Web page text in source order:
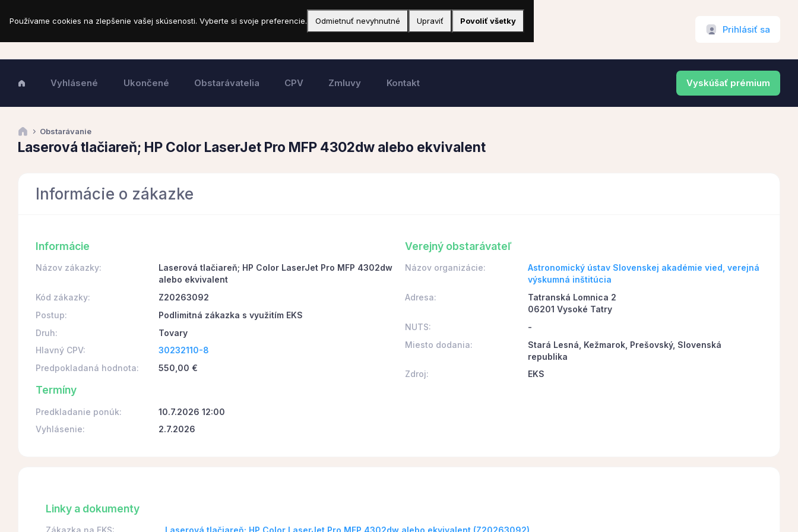
Prihlásiť sa
Vyhlásené Ukončené Obstarávatelia CPV Zmluvy Kontakt Vyskúšať prémium
Obstarávanie
Laserová tlačiareň; HP Color LaserJet Pro MFP 4302dw alebo ekvivalent
Informácie o zákazke
Informácie
Názov zákazky:
Laserová tlačiareň; HP Color LaserJet Pro MFP 4302dw
alebo ekvivalent
Kód zákazky:
Z20263092
Postup:
Podlimitná zákazka s využitím EKS
Druh:
Tovary
Hlavný CPV:
30232110-8
Predpokladaná hodnota:
550,00 €
Termíny
Predkladanie ponúk:
10.7.2026 12:00
Vyhlásenie:
2.7.2026
Verejný obstarávateľ
Názov organizácie:
Astronomický ústav Slovenskej akadémie vied, verejná
výskumná inštitúcia
Adresa:
Tatranská Lomnica 2
06201 Vysoké Tatry
NUTS:
-
Miesto dodania:
Stará Lesná, Kežmarok, Prešovský, Slovenská
republika
Zdroj:
EKS
Linky a dokumenty
Zákazka na EKS: Laserová tlačiareň; HP Color LaserJet Pro MFP 4302dw alebo ekvivalent (Z20263092)
Používame cookies na zlepšenie vašej skúsenosti. Vyberte si svoje preferencie. Odmietnuť nevyhnutné Upraviť Povoliť všetky